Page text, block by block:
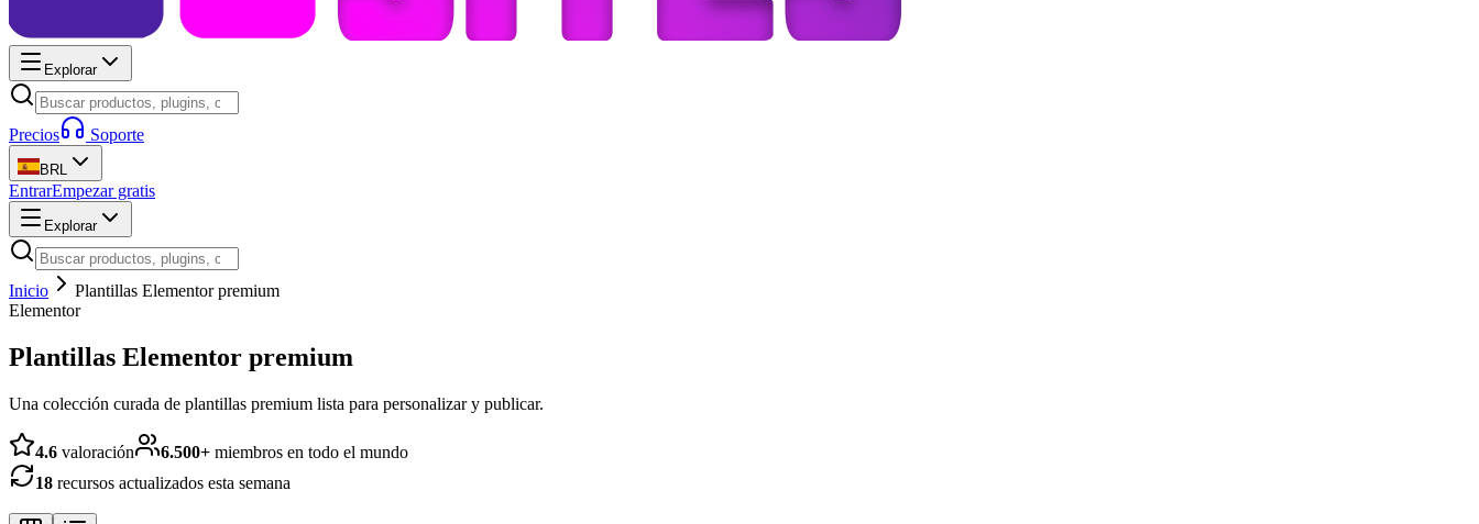
Explorar
Precios Soporte
BRL
EntrarEmpezar gratis
Explorar
Inicio
Plantillas Elementor premium
Elementor
Plantillas Elementor premium
Una colección curada de plantillas premium lista para personalizar y publicar.
4.6 valoración 6.500+ miembros en todo el mundo
18 recursos actualizados esta semana